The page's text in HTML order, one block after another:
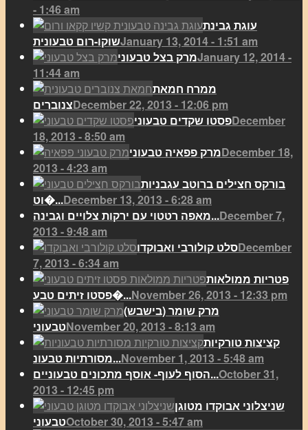
- 1:46 am
עוגת גבינת
שוקו-רום טבעוניתJanuary 13, 2014 - 1:51 am
מרק בצל טבעוניJanuary 12, 2014 -
11:44 am
ממרח חמאת
צנובריםDecember 22, 2013 - 12:06 pm
פסטו שקדים טבעוניDecember
18, 2013 - 8:50 am
מרק פפאיה טבעוניDecember 18,
2013 - 4:23 am
בורקס חצילים ברוטב עגבניות
וט�...December 13, 2013 - 6:28 am
מאפה רטטוי עם ירקות צלויים וגבינה...December 7,
2013 - 9:48 am
סלט קולורבי ואבוקדוDecember
7, 2013 - 6:34 am
פטריות ממולאות
פסטו זיתים טבע�...November 26, 2013 - 12:33 pm
מרק שומר (בישבש)
טבעוניNovember 20, 2013 - 8:13 am
קציצות טורקיות
מסורתיות טבעונ...November 1, 2013 - 5:48 am
הסוף לעוף- אוסף מתכונים טבעוניים...October 31,
2013 - 12:45 pm
שניצלוני אבוקדו מטוגן
טבעוניOctober 30, 2013 - 5:47 am